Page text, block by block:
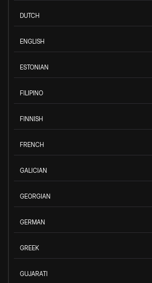
DUTCH
ENGLISH
ESTONIAN
FILIPINO
FINNISH
FRENCH
GALICIAN
GEORGIAN
GERMAN
GREEK
GUJARATI